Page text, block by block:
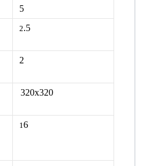
5
2.5
2
320х320
1 6